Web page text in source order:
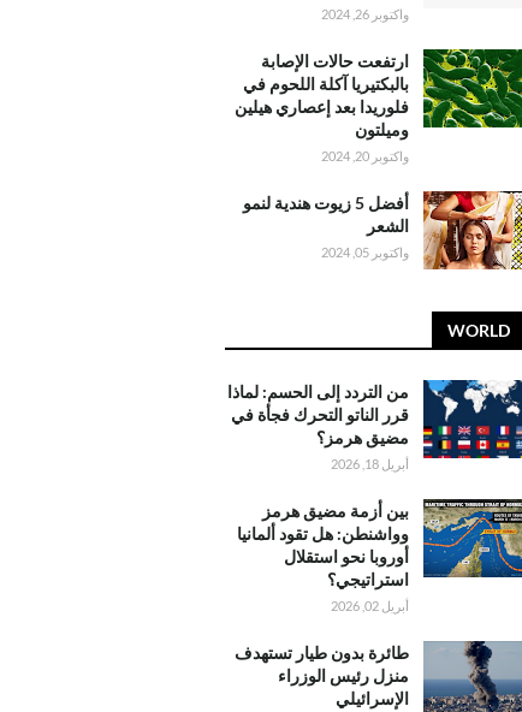
واكتوبر 26, 2024
ارتفعت حالات الإصابة
بالبكتيريا آكلة اللحوم في
فلوريدا بعد إعصاري هيلين
وميلتون
واكتوبر 20, 2024
أفضل 5 زيوت هندية لنمو
الشعر
واكتوبر 05, 2024
WORLD
من التردد إلى الحسم: لماذا
قرر الناتو التحرك فجأة في
مضيق هرمز؟
أبريل 18, 2026
بين أزمة مضيق هرمز
وواشنطن: هل تقود ألمانيا
أوروبا نحو استقلال
استراتيجي؟
أبريل 02, 2026
طائرة بدون طيار تستهدف
منزل رئيس الوزراء
الإسرائيلي